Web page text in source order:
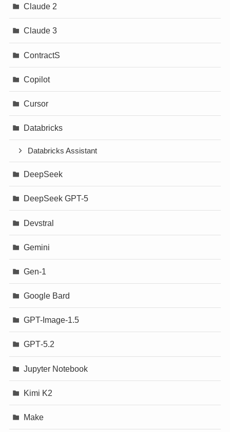
Claude 2
Claude 3
ContractS
Copilot
Cursor
Databricks
Databricks Assistant
DeepSeek
DeepSeek GPT-5
Devstral
Gemini
Gen-1
Google Bard
GPT-Image-1.5
GPT‐5.2
Jupyter Notebook
Kimi K2
Make